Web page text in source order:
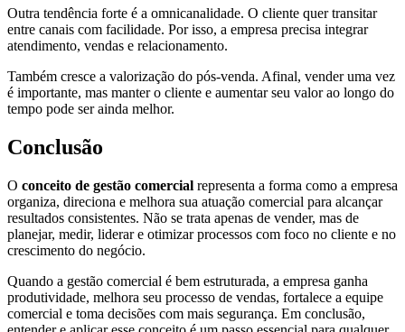
Outra tendência forte é a omnicanalidade. O cliente quer transitar
entre canais com facilidade. Por isso, a empresa precisa integrar
atendimento, vendas e relacionamento.
Também cresce a valorização do pós-venda. Afinal, vender uma vez
é importante, mas manter o cliente e aumentar seu valor ao longo do
tempo pode ser ainda melhor.
Conclusão
O conceito de gestão comercial representa a forma como a empresa
organiza, direciona e melhora sua atuação comercial para alcançar
resultados consistentes. Não se trata apenas de vender, mas de
planejar, medir, liderar e otimizar processos com foco no cliente e no
crescimento do negócio.
Quando a gestão comercial é bem estruturada, a empresa ganha
produtividade, melhora seu processo de vendas, fortalece a equipe
comercial e toma decisões com mais segurança. Em conclusão,